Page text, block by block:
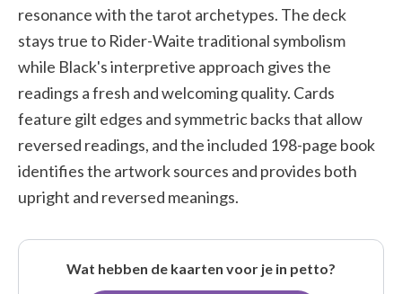
resonance with the tarot archetypes. The deck
stays true to Rider-Waite traditional symbolism
while Black's interpretive approach gives the
readings a fresh and welcoming quality. Cards
feature gilt edges and symmetric backs that allow
reversed readings, and the included 198-page book
identifies the artwork sources and provides both
upright and reversed meanings.
Wat hebben de kaarten voor je in petto?